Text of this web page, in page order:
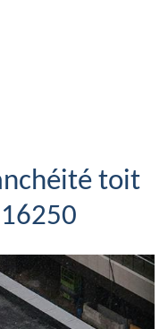
toit